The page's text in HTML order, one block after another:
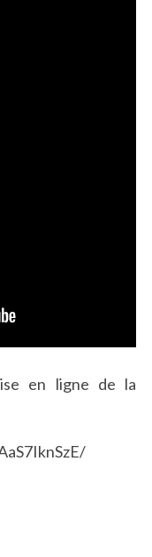
en ligne de la